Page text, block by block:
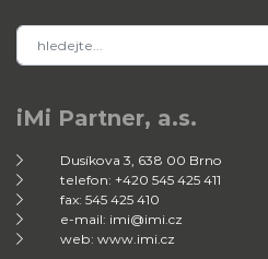
iMi Partner, a.s.
Dusíkova 3, 638 00 Brno
telefon: +420 545 425 411
fax: 545 425 410
e-mail: imi@imi.cz
web: www.imi.cz